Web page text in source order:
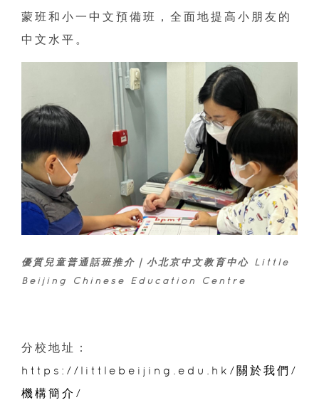
蒙班和小一中文預備班，全面地提高小朋友的
中文水平。
優質兒童普通話班推介｜小北京中文教育中心 Little
Beijing Chinese Education Centre
分校地址：
https://littlebeijing.edu.hk/關於我們/
機構簡介/